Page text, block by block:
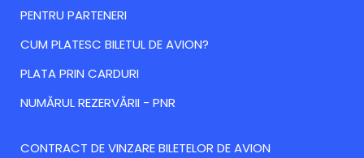
PENTRU PARTENERI
CUM PLATESC BILETUL DE AVION?
PLATA PRIN CARDURI
NUMĂRUL REZERVĂRII - PNR
CONTRACT DE VINZARE BILETELOR DE AVION